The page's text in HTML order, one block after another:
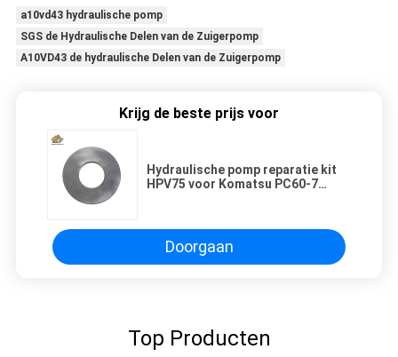
a10vd43 hydraulische pomp
SGS de Hydraulische Delen van de Zuigerpomp
A10VD43 de hydraulische Delen van de Zuigerpomp
Krijg de beste prijs voor
Hydraulische pomp reparatie kit
HPV75 voor Komatsu PC60-7
Doorgaan
Top Producten